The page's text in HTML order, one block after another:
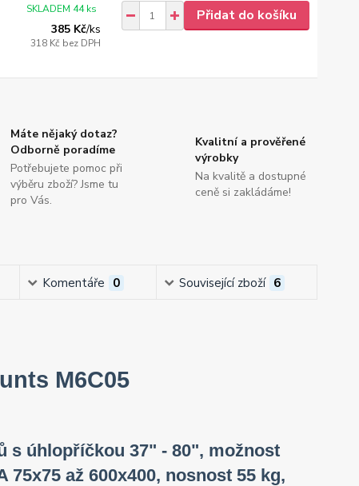
385 Kč/ks
318 Kč bez DPH
SKLADEM 44 ks Přidat do košíku
Máte nějaký dotaz?
Odborně poradíme
Potřebujete pomoc při
výběru zboží? Jsme tu
pro Vás.
Kvalitní a prověřené
výrobky
Na kvalitě a dostupné
ceně si zakládáme!
Komentáře 0 Související zboží 6
M6C05
s úhlopříčkou 37" - 80", možnost
75x75 až 600x400, nosnost 55 kg,